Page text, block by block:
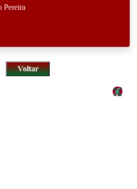
Pereira